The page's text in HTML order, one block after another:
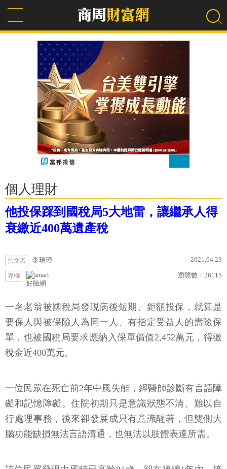
個人理財
他投保踩到國稅局5大地雷，讓繼承人得
衰繳近400萬遺產稅
撰文者 李瑞瑾 2021.04.23
專欄
好險網
瀏覽數： 26115
一名老翁被國稅局發現病後短期、鉅額投保，就算是
要保人與被保險人為同一人、有指定受益人的壽險保
單，也被國稅局要求應納入保單價值2,452萬元，得繳
稅金近400萬元。
一位民眾在死亡前2年中風失能，經醫師診斷有言語障
礙和記憶障礙。住院初期只是意識狀態不清、難以自
行處理事務，後來卻發展成只有意識醒著，但雙側大
腦功能缺損無法言語溝通，也無法以肢體表達所需。